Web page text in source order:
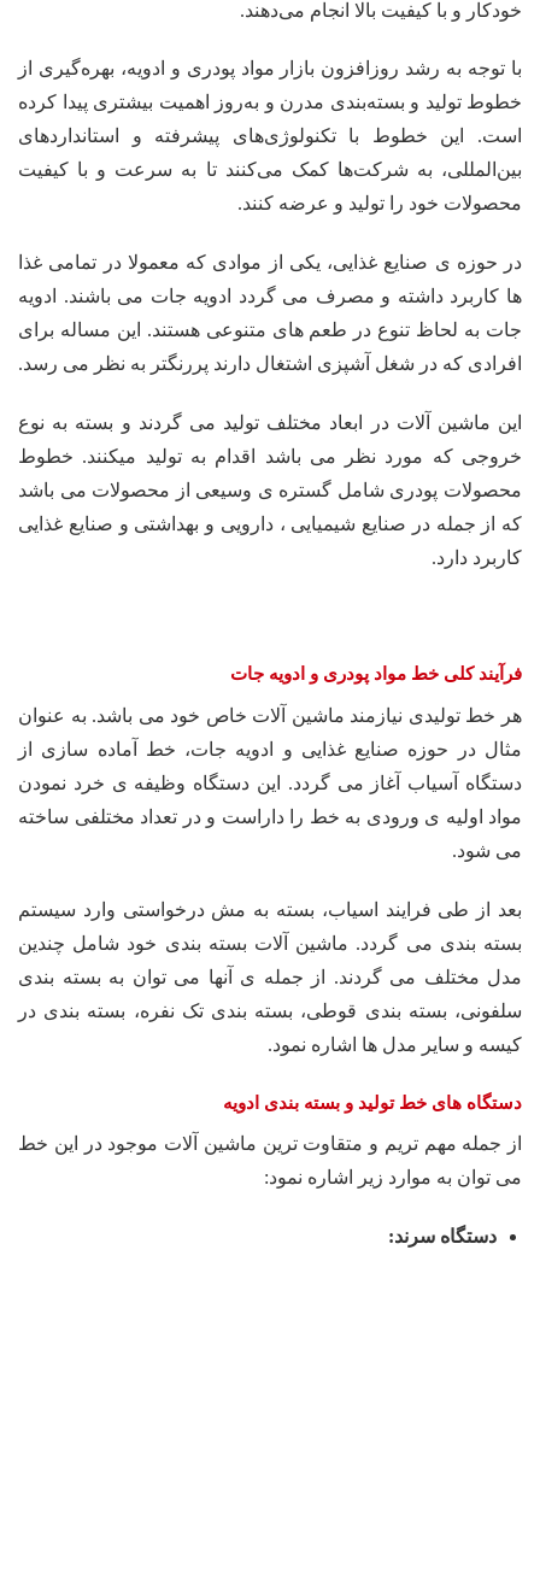
خودکار و با کیفیت بالا انجام می‌دهند.
با توجه به رشد روزافزون بازار مواد پودری و ادویه، بهره‌گیری از
خطوط تولید و بسته‌بندی مدرن و به‌روز اهمیت بیشتری پیدا کرده
است. این خطوط با تکنولوژی‌های پیشرفته و استانداردهای
بین‌المللی، به شرکت‌ها کمک می‌کنند تا به سرعت و با کیفیت
محصولات خود را تولید و عرضه کنند.
در حوزه ی صنایع غذایی، یکی از موادی که معمولا در تمامی غذا
ها کاربرد داشته و مصرف می گردد ادویه جات می باشند. ادویه
جات به لحاظ تنوع در طعم های متنوعی هستند. این مساله برای
افرادی که در شغل آشپزی اشتغال دارند پررنگتر به نظر می رسد.
این ماشین آلات در ابعاد مختلف تولید می گردند و بسته به نوع
خروجی که مورد نظر می باشد اقدام به تولید میکنند. خطوط
محصولات پودری شامل گستره ی وسیعی از محصولات می باشد
که از جمله در صنایع شیمیایی ، دارویی و بهداشتی و صنایع غذایی
کاربرد دارد.
فرآیند کلی خط مواد پودری و ادویه جات
هر خط تولیدی نیازمند ماشین آلات خاص خود می باشد. به عنوان
مثال در حوزه صنایع غذایی و ادویه جات، خط آماده سازی از
دستگاه آسیاب آغاز می گردد. این دستگاه وظیفه ی خرد نمودن
مواد اولیه ی ورودی به خط را داراست و در تعداد مختلفی ساخته
می شود.
بعد از طی فرایند اسیاب، بسته به مش درخواستی وارد سیستم
بسته بندی می گردد. ماشین آلات بسته بندی خود شامل چندین
مدل مختلف می گردند. از جمله ی آنها می توان به بسته بندی
سلفونی، بسته بندی قوطی، بسته بندی تک نفره، بسته بندی در
کیسه و سایر مدل ها اشاره نمود.
دستگاه های خط تولید و بسته بندی ادویه
از جمله مهم تریم و متقاوت ترین ماشین آلات موجود در این خط
می توان به موارد زیر اشاره نمود:
دستگاه سرند: